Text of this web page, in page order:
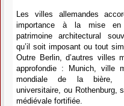
Les villes allemandes
importance à la mise
patrimoine architectural
qu’il soit imposant ou tout
Outre Berlin, d’autres villes
approfondie : Munich, ville
mondiale de la bière,
universitaire, ou Rothenburg,
médiévale fortifiée.